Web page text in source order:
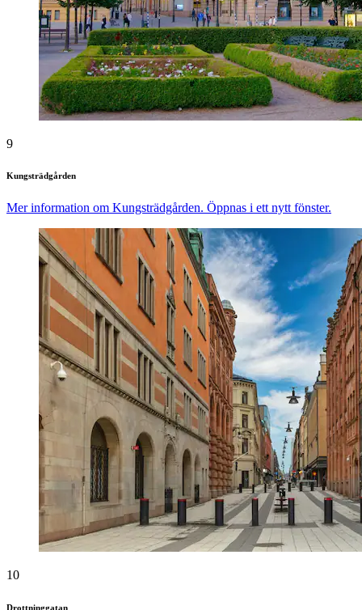
9
Kungsträdgården
Mer information om Kungsträdgården. Öppnas i ett nytt fönster.
10
Drottninggatan